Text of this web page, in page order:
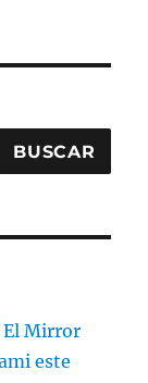
BUSCAR
El Mirror
este